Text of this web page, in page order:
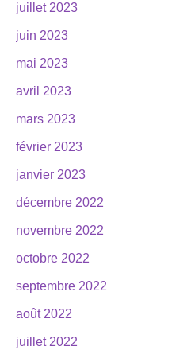
juillet 2023
juin 2023
mai 2023
avril 2023
mars 2023
février 2023
janvier 2023
décembre 2022
novembre 2022
octobre 2022
septembre 2022
août 2022
juillet 2022